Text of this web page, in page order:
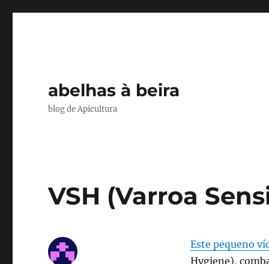
abelhas à beira
blog de Apicultura
VSH (Varroa
Este pequeno
Hygiene),